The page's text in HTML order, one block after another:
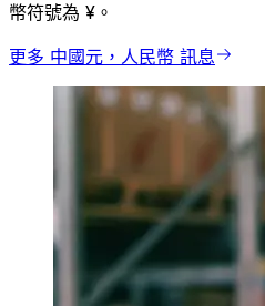
幣符號為 ¥。
更多 中國元，人民幣 訊息